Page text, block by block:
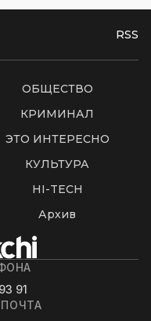
RSS
ОБЩЕСТВО
КРИМИНАЛ
ЭТО ИНТЕРЕСНО
КУЛЬТУРА
HI-TECH
Архив
91